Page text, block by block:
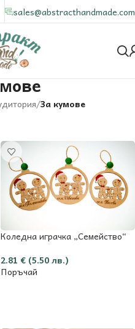
sales@abstracthandmade.com
/За кумове
Коледна играчка „Семейство“
2.81 € (5.50 лв.)
Поръчай